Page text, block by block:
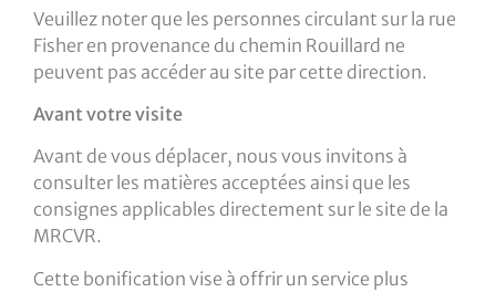
Veuillez noter que les personnes circulant sur la rue
Fisher en provenance du chemin Rouillard ne
peuvent pas accéder au site par cette direction.
Avant votre visite
Avant de vous déplacer, nous vous invitons à
consulter les matières acceptées ainsi que les
consignes applicables directement sur le site de la
MRCVR.
Cette bonification vise à offrir un service plus